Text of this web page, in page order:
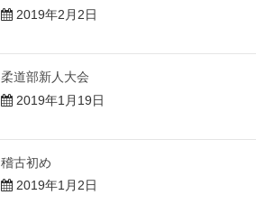
2019年2月2日
柔道部新人大会
2019年1月19日
稽古初め
2019年1月2日